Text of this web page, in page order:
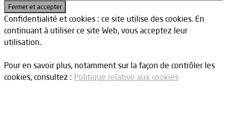
Confidentialité et cookies : ce site utilise des cookies. En
continuant à utiliser ce site Web, vous acceptez leur
utilisation.
Pour en savoir plus, notamment sur la façon de contrôler les
cookies, consultez : Politique relative aux cookies